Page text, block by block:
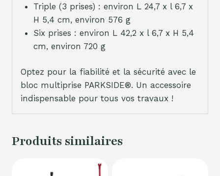
Triple (3 prises) : environ L 24,7 x l 6,7 x
H 5,4 cm, environ 576 g
Six prises : environ L 42,2 x l 6,7 x H 5,4
cm, environ 720 g
Optez pour la fiabilité et la sécurité avec le
bloc multiprise PARKSIDE®. Un accessoire
indispensable pour tous vos travaux !
Produits similaires